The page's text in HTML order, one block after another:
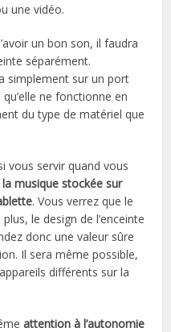
une vidéo.
un bon son, il faudra
séparément.
simplement sur un port
ne fonctionne en
du type de matériel que
vous servir quand vous
musique stockée sur
. Vous verrez que le
le design de l’enceinte
donc une valeur sûre
Il sera même possible,
différents sur la
attention à l’autonomie